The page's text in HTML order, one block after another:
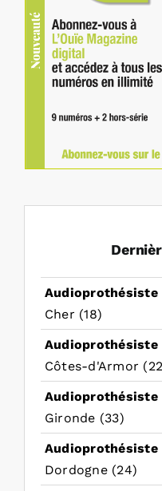
Audioprothésiste
Cher (18)
Audioprothésiste
Côtes-d'Armor
Audioprothésiste
Gironde (33)
Audioprothésiste
Dordogne (24)